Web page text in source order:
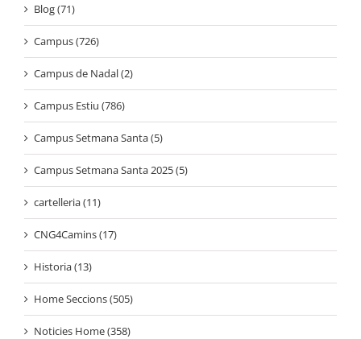
Blog (71)
Campus (726)
Campus de Nadal (2)
Campus Estiu (786)
Campus Setmana Santa (5)
Campus Setmana Santa 2025 (5)
cartelleria (11)
CNG4Camins (17)
Historia (13)
Home Seccions (505)
Noticies Home (358)